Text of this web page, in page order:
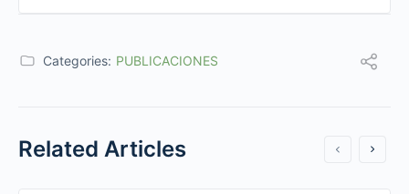
Categories: PUBLICACIONES
Related Articles